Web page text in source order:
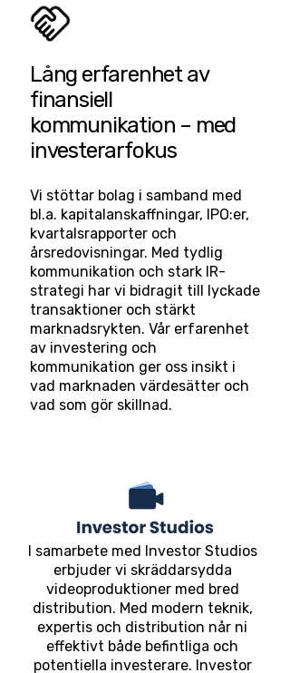
Lång erfarenhet av
finansiell
kommunikation – med
investerarfokus
Vi stöttar bolag i samband med
bl.a. kapitalanskaffningar, IPO:er,
kvartalsrapporter och
årsredovisningar. Med tydlig
kommunikation och stark IR-
strategi har vi bidragit till lyckade
transaktioner och stärkt
marknadsrykten. Vår erfarenhet
av investering och
kommunikation ger oss insikt i
vad marknaden värdesätter och
vad som gör skillnad.
I samarbete med Investor Studios
erbjuder vi skräddarsydda
videoproduktioner med bred
distribution. Med modern teknik,
expertis och distribution når ni
effektivt både befintliga och
potentiella investerare. Investor